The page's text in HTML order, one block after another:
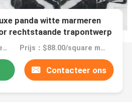
panda witte marmeren
rechtstaande trapontwerp
MOQ：50 vierkante meter Prijs：$88.00/square meters 50-299 square meters
Contacteer ons